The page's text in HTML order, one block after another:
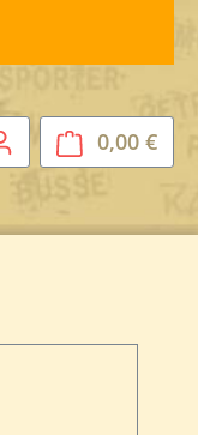
0,00 €